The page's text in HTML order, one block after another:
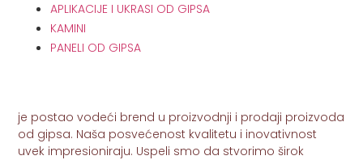
je postao vodeći brend u proizvodnji i prodaji proizvoda
od gipsa. Naša posvećenost kvalitetu i inovativnost
uvek impresioniraju. Uspeli smo da stvorimo širok
APLIKACIJE I UKRASI OD GIPSA
KAMINI
PANELI OD GIPSA